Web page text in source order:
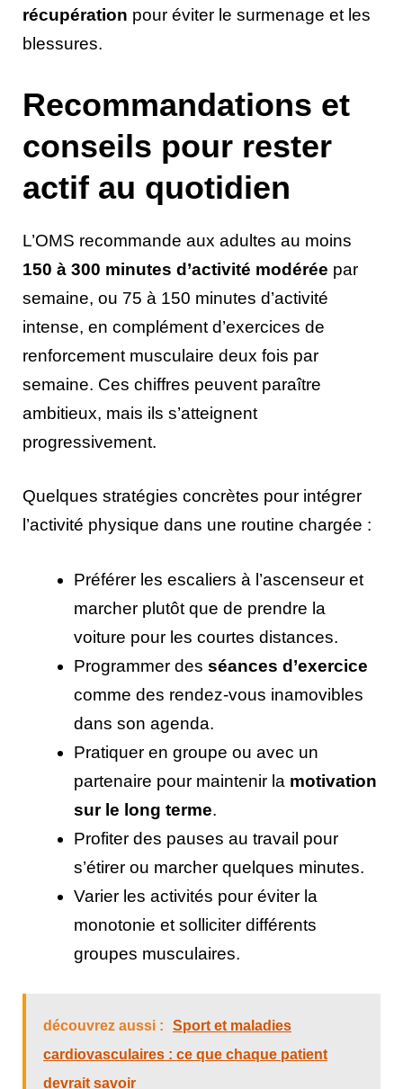
récupération pour éviter le surmenage et les
blessures.
Recommandations et
conseils pour rester
actif au quotidien
L’OMS recommande aux adultes au moins
150 à 300 minutes d’activité modérée par
semaine, ou 75 à 150 minutes d’activité
intense, en complément d’exercices de
renforcement musculaire deux fois par
semaine. Ces chiffres peuvent paraître
ambitieux, mais ils s’atteignent
progressivement.
Quelques stratégies concrètes pour intégrer
l’activité physique dans une routine chargée :
Préférer les escaliers à l’ascenseur et
marcher plutôt que de prendre la
voiture pour les courtes distances.
Programmer des séances d’exercice
comme des rendez-vous inamovibles
dans son agenda.
Pratiquer en groupe ou avec un
partenaire pour maintenir la motivation
sur le long terme.
Profiter des pauses au travail pour
s’étirer ou marcher quelques minutes.
Varier les activités pour éviter la
monotonie et solliciter différents
groupes musculaires.
découvrez aussi :
Sport et maladies
cardiovasculaires : ce que chaque patient
devrait savoir